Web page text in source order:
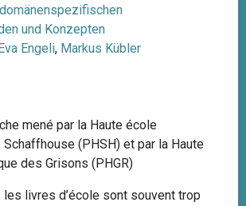
und Konzepten
Eva Engeli, Markus Kübler
mené par la Haute école
(PHSH) et par la Haute
des Grisons (PHGR)
livres d’école sont souvent trop